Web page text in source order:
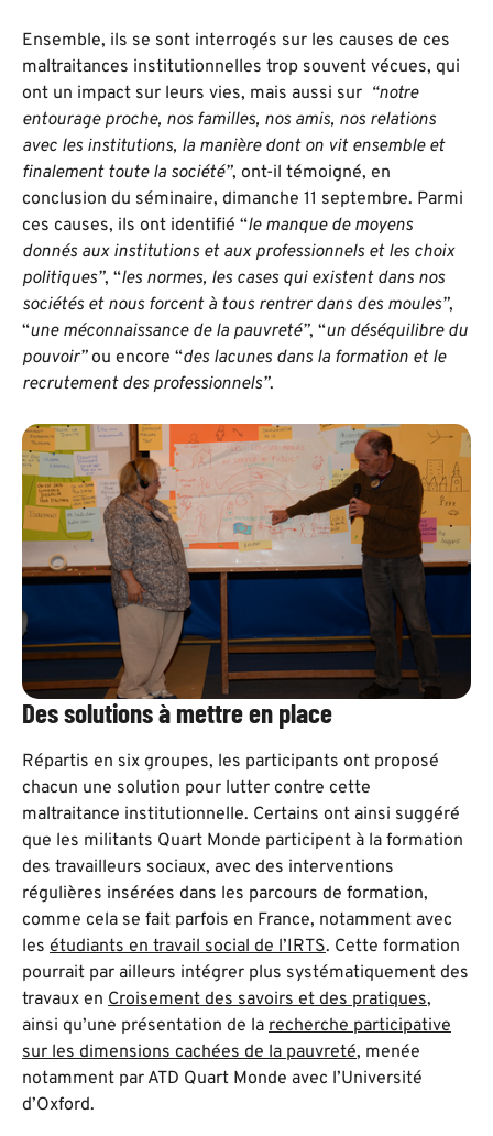
Ensemble, ils se sont interrogés sur les causes de ces
maltraitances institutionnelles trop souvent vécues, qui
ont un impact sur leurs vies, mais aussi sur “notre
entourage proche, nos familles, nos amis, nos relations
avec les institutions, la manière dont on vit ensemble et
finalement toute la société”, ont-il témoigné, en
conclusion du séminaire, dimanche 11 septembre. Parmi
ces causes, ils ont identifié “le manque de moyens
donnés aux institutions et aux professionnels et les choix
politiques”, “les normes, les cases qui existent dans nos
sociétés et nous forcent à tous rentrer dans des moules”,
“une méconnaissance de la pauvreté”, “un déséquilibre du
pouvoir”ou encore “des lacunes dans la formation et le
recrutement des professionnels”.
Des solutions à mettre en place
Répartis en six groupes, les participants ont proposé
chacun une solution pour lutter contre cette
maltraitance institutionnelle. Certains ont ainsi suggéré
que les militants Quart Monde participent à la formation
des travailleurs sociaux, avec des interventions
régulières insérées dans les parcours de formation,
comme cela se fait parfois en France, notamment avec
les étudiants en travail social de l’IRTS. Cette formation
pourrait par ailleurs intégrer plus systématiquement des
travaux en Croisement des savoirs et des pratiques,
ainsi qu’une présentation de la recherche participative
sur les dimensions cachées de la pauvreté, menée
notamment par ATD Quart Monde avec l’Université
d’Oxford.